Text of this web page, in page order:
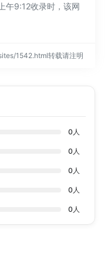
午9:12收录时，该网
1542.html转载请注明
0 人
0 人
0 人
0 人
0 人